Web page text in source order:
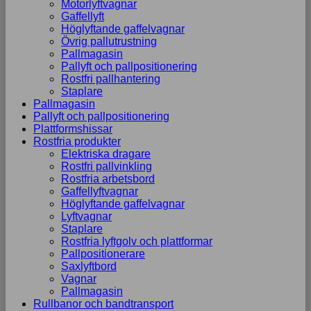
Motorlyftvagnar
Gaffellyft
Höglyftande gaffelvagnar
Övrig pallutrustning
Pallmagasin
Pallyft och pallpositionering
Rostfri pallhantering
Staplare
Pallmagasin
Pallyft och pallpositionering
Plattformshissar
Rostfria produkter
Elektriska dragare
Rostfri pallvinkling
Rostfria arbetsbord
Gaffellyftvagnar
Höglyftande gaffelvagnar
Lyftvagnar
Staplare
Rostfria lyftgolv och plattformar
Pallpositionerare
Saxlyftbord
Vagnar
Pallmagasin
Rullbanor och bandtransport